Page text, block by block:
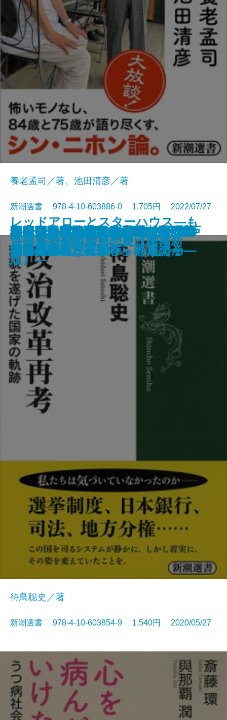
皇室とメディア―「権威」と「消
費」をめぐる一五〇年史―
大統領たちの五〇年史―フォード
からバイデンまで―
冷戦後の日本外交
覇権なき時代の世界地図
日米同盟の地政学―「5つの死角」
を問い直す―
正力ドームvs.NHKタワー―幻の巨
大建築抗争史―
京都―未完の産業都市のゆくえ―
欧州戦争としてのウクライナ侵攻
沖縄県知事―その人生と思想―
年寄りは本気だ―はみ出し日本論
―
養老孟司／著、池田清彦／著
新潮選書 978-4-10-603886-0 1,705円 2022/07/27
政治改革再考―変貌を遂げた国家
の軌跡―
待鳥聡史／著
新潮選書 978-4-10-603854-9 1,540円 2020/05/27
心を病んだらいけないの？―うつ
病社会の処方箋―
国家・企業・通貨―グローバリズ
ムの不都合な未来―
秘密資金の戦後政党史―米露公文
書に刻まれた「依存」の系譜―
日本列島回復論―この国で生き続
けるために―
野生化するイノベーション―日本
経済「失われた20年」を超える―
貧困専業主婦
マネーの魔術史―支配者はなぜ
「金融緩和」に魅せられるのか―
レッドアローとスターハウス―も
うひとつの戦後思想史【増補新
版】―
いま蘇る柳田國男の農政改革